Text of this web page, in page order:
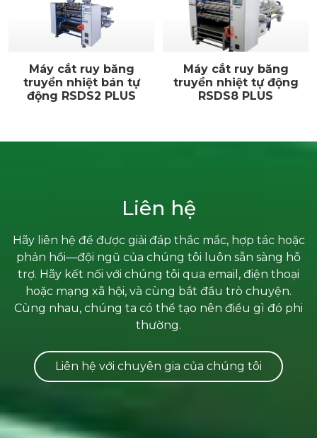
Máy cắt ruy băng
truyền nhiệt bán tự
động RSDS2 PLUS
Máy cắt ruy băng
truyền nhiệt tự động
RSDS8 PLUS
Liên hệ
Hãy liên hệ để được giải đáp thắc mắc, hợp tác hoặc
phản hồi—đội ngũ của chúng tôi luôn sẵn sàng hỗ
trợ. Hãy kết nối với chúng tôi qua email, điện thoại
hoặc mạng xã hội, và cùng bắt đầu trò chuyện.
Cùng nhau, chúng ta có thể tạo nên điều gì đó phi
thường.
Liên hệ với chuyên gia của chúng tôi